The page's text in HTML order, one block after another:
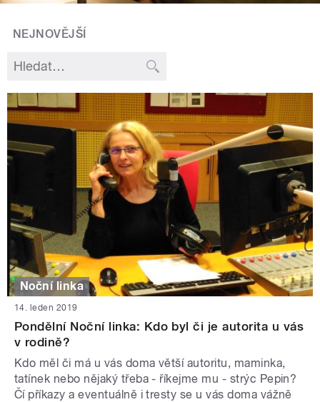
NEJNOVĚJŠÍ
Noční linka
14. leden 2019
Pondělní Noční linka: Kdo byl či je autorita u vás
v rodině?
Kdo měl či má u vás doma větší autoritu, maminka,
tatínek nebo nějaký třeba - říkejme mu - strýc Pepin?
Čí příkazy a eventuálně i tresty se u vás doma vážně